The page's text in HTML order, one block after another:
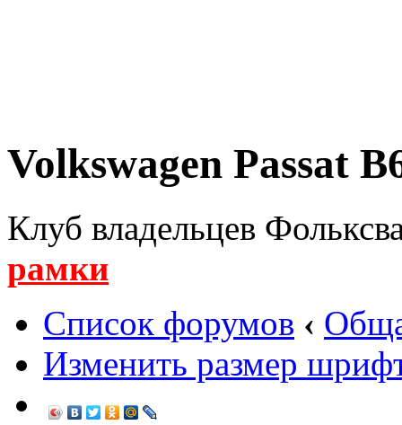
Volkswagen Passat
Клуб владельцев
рамки
Список форумов ‹
Изменить размер